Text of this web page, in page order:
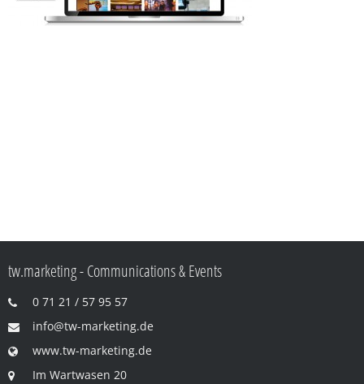
tw.marketing - Communications & Events
0 71 21 / 57 95 57
info@tw-marketing.de
www.tw-marketing.de
Im Wartwasen 20